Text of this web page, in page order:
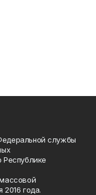
службы
Республике
года.